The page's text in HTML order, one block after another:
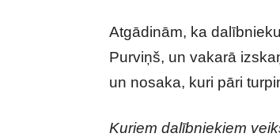
Atgādinām, ka
Purviņš, un vakarā
un nosaka, kuri pāri
Kuriem dalībniekiem